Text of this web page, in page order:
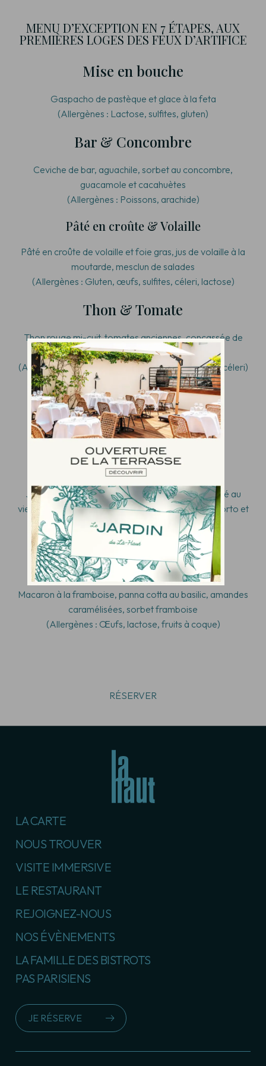
MENU D’EXCEPTION EN 7 ÉTAPES, AUX
PREMIÈRES LOGES DES FEUX D’ARTIFICE
Mise en bouche
Gaspacho de pastèque et glace à la feta
(Allergènes : Lactose, sulfites, gluten)
Bar & Concombre
Ceviche de bar, aguachile, sorbet au concombre,
guacamole et cacahuètes
(Allergènes : Poissons, arachide)
Pâté en croûte & Volaille
Pâté en croûte de volaille et foie gras, jus de volaille à la
moutarde, mesclun de salades
(Allergènes : Gluten, œufs, sulfites, céleri, lactose)
Thon & Tomate
Thon rouge mi-cuit, tomates anciennes, concassée de
tomates, vierge de basilic aux olives
(Allergènes : Poissons, crustacés, lactose, sulfites, céleri)
L’Entracte
Rhum & Vanille, comme un trou normand
(Allergènes : Lactose, œufs)
Joue de bœuf & Truffes
Joue de bœuf Angus confite, gratin de zitoni truffé au
vieux parmesan, frisée croquante, vinaigrette au porto et
truffe Aestivum
(Allergènes : Gluten, sulfites, lactose, céleri
Framboises & Basilic
Macaron à la framboise, panna cotta au basilic, amandes
caramélisées, sorbet framboise
(Allergènes : Œufs, lactose, fruits à coque)
RÉSERVER
JE RÉSERVE
LA CARTE
NOUS TROUVER
VISITE IMMERSIVE
LE RESTAURANT
REJOIGNEZ-NOUS
NOS ÉVÈNEMENTS
LA FAMILLE DES BISTROTS
PAS PARISIENS